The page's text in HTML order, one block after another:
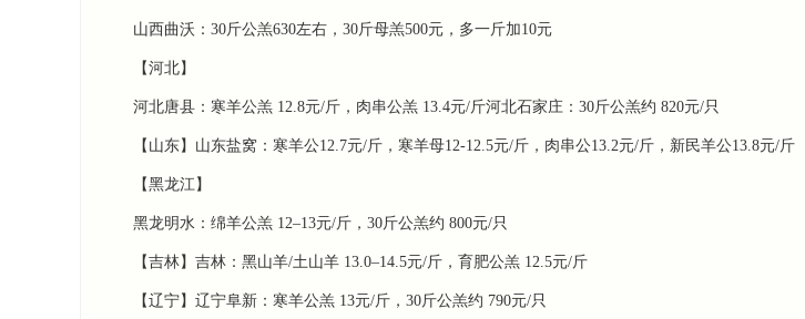
山西曲沃：30斤公羔630左右，30斤母羔500元，多一斤加10元
【河北】
河北唐县：寒羊公羔 ‌12.8元/斤‌，肉串公羔 ‌13.4元/斤‌河北石家庄：30斤公羔约 ‌820元/只‌
【山东】山东盐窝：寒羊公12.7元/斤，寒羊母12-12.5元/斤，肉串公13.2元/斤，新民羊公13.8元/斤
【黑龙江】
黑龙明水：绵羊公羔 ‌12–13元/斤‌，30斤公羔约 ‌800元/只‌
【吉林】吉林：黑山羊/土山羊 ‌13.0–14.5元/斤‌，育肥公羔 ‌12.5元/斤‌
【辽宁】辽宁阜新：寒羊公羔 ‌13元/斤‌，30斤公羔约 ‌790元/只‌